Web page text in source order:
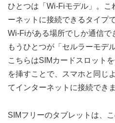
ひとつは「Wi-Fiモデル」。こ
ーネットに接続できるタイプ
Wi-Fiがある場所でしか通信で
もうひとつが「セルラーモデ
こちらはSIMカードスロット
を挿すことで、スマホと同じ
てインターネットに接続できま
SIMフリーのタブレットは、